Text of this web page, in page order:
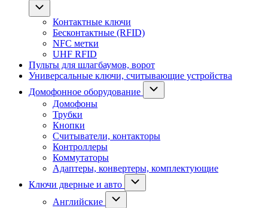
Контактные ключи
Бесконтактные (RFID)
NFC метки
UHF RFID
Пульты для шлагбаумов, ворот
Универсальные ключи, считывающие устройства
Домофонное оборудование
Домофоны
Трубки
Кнопки
Считыватели, контакторы
Контроллеры
Коммутаторы
Адаптеры, конвертеры, комплектующие
Ключи дверные и авто
Английские